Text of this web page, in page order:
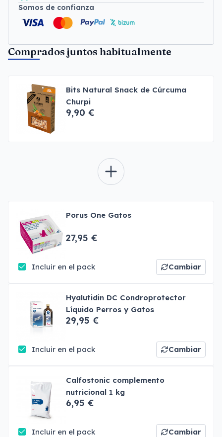
Somos de confianza
Comprados juntos habitualmente
Bits Natural Snack de Cúrcuma
Churpi
9,90 €
Porus One Gatos
27,95 €
Incluir en el pack Cambiar
Hyalutidin DC Condroprotector
Líquido Perros y Gatos
29,95 €
Incluir en el pack Cambiar
Calfostonic complemento
nutricional 1 kg
6,95 €
Incluir en el pack Cambiar